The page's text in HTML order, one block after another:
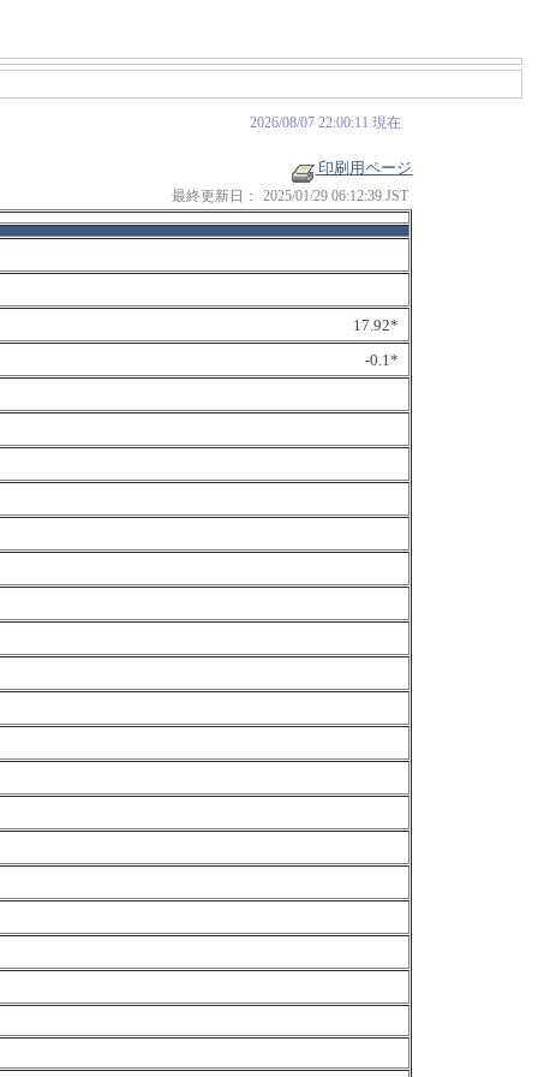
2026/08/07 22:00:11 現在
印刷用ページ
最終更新日： 2025/01/29 06:12:39 JST
17.92*
-0.1*